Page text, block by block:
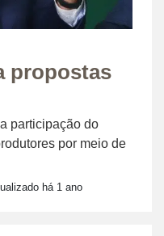
propostas
participação do
por meio de
há 1 ano